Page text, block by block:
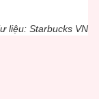
liệu: Starbucks VN